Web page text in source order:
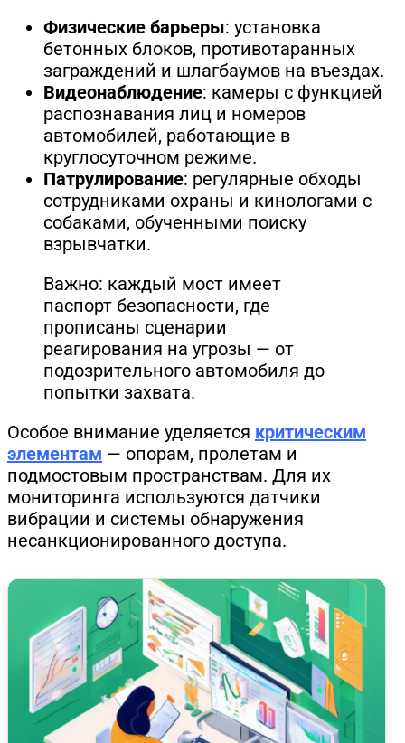
Физические барьеры: установка
бетонных блоков, противотаранных
заграждений и шлагбаумов на въездах.
Видеонаблюдение: камеры с функцией
распознавания лиц и номеров
автомобилей, работающие в
круглосуточном режиме.
Патрулирование: регулярные обходы
сотрудниками охраны и кинологами с
собаками, обученными поиску
взрывчатки.
Важно: каждый мост имеет
паспорт безопасности, где
прописаны сценарии
реагирования на угрозы — от
подозрительного автомобиля до
попытки захвата.
Особое внимание уделяется критическим
элементам — опорам, пролетам и
подмостовым пространствам. Для их
мониторинга используются датчики
вибрации и системы обнаружения
несанкционированного доступа.